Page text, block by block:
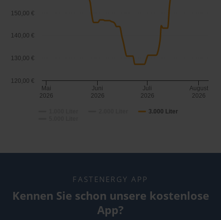
3.000 Liter
Mai
2026
Juni
2026
Juli
2026
August
2026
120,00 €
130,00 €
140,00 €
150,00 €
FASTENERGY APP
Kennen Sie schon unsere kostenlose
App?